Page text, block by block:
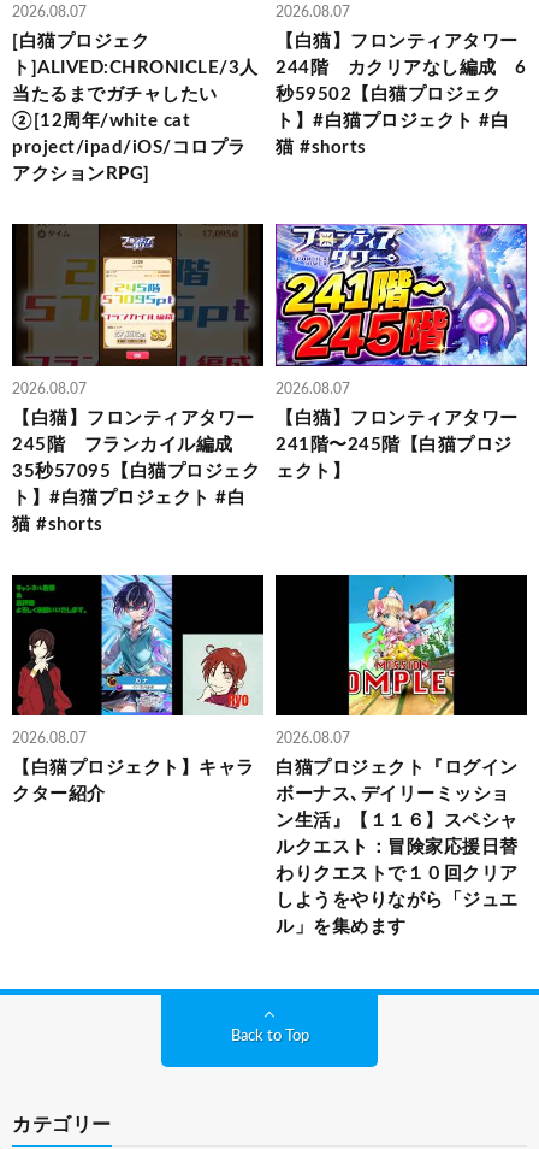
2026.08.07
[白猫プロジェク
ト]ALIVED:CHRONICLE/3人
当たるまでガチャしたい
②[12周年/white cat
project/ipad/iOS/コロプラ
アクションRPG]
2026.08.07
【白猫】フロンティアタワー
244階 カクリアなし編成 6
秒59502【白猫プロジェク
ト】#白猫プロジェクト #白
猫 #shorts
2026.08.07
【白猫】フロンティアタワー
245階 フランカイル編成
35秒57095【白猫プロジェク
ト】#白猫プロジェクト #白
猫 #shorts
2026.08.07
【白猫】フロンティアタワー
241階〜245階【白猫プロジ
ェクト】
2026.08.07
【白猫プロジェクト】キャラ
クター紹介
2026.08.07
白猫プロジェクト『ログイン
ボーナス､デイリーミッショ
ン生活』【１１６】スペシャ
ルクエスト：冒険家応援日替
わりクエストで１０回クリア
しようをやりながら「ジュエ
ル」を集めます
Back to Top
カテゴリー